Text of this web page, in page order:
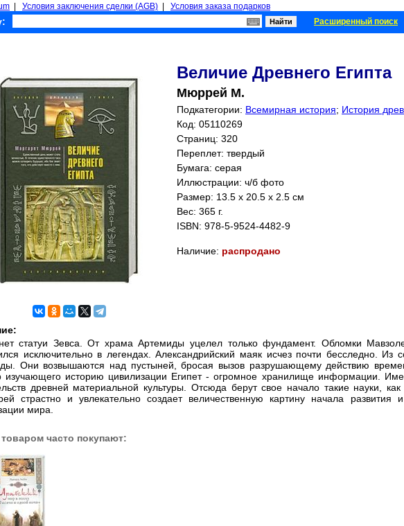
Условия заключения сделки (AGB) Условия заказа подарков
Расширенный поиск
Величие Древнего Египта
Мюррей М.
Подкатегории: Всемирная история; История
Код: 05110269
Страниц: 320
Переплет: твердый
Бумага: серая
Иллюстрации: ч/б фото
Размер: 13.5 x 20.5 x 2.5 см
Вес: 365 г.
ISBN: 978-5-9524-4482-9
Наличие: распродано
статуи Зевса. От храма Артемиды уцелел только фундамент. Обломки
исключительно в легендах. Александрийский маяк исчез почти бесследно. Из
Они возвышаются над пустыней, бросая вызов разрушающему действию
изучающего историю цивилизации Египет - огромное хранилище информации.
древней материальной культуры. Отсюда берут свое начало такие науки,
страстно и увлекательно создает величественную картину начала развития
мира.
часто покупают: